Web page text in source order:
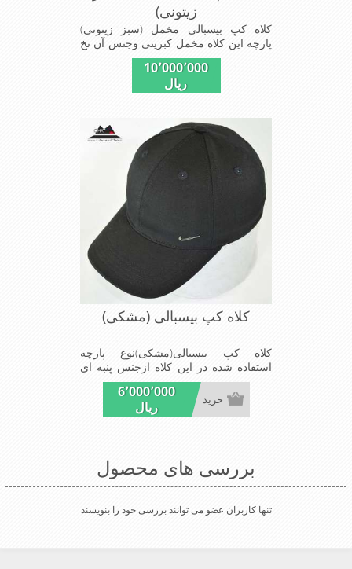
زیتونی)
کلاه کپ بیسبالی مخمل (سبز زیتونی)
پارچه این کلاه مخمل کبریتی وجنس آن نخ
پلیسر است داخل کلاه آستر مشکی تترون
دوخته شده تا کلاه تنفسی بهتر داشته باشد
این مدل کلاه با بندگیری که پشت کلاه
روز مناسب است بسیار خوش رنگ و
شیک خوش دوخت و راحت پارچه مخمل
لطیف
10٬000٬000
ریال
کلاه کپ بیسبالی (مشکی)
کلاه کپ بیسبالی(مشکی)نوع پارچه
استفاده شده در این کلاه ازجنس پنبه ای
است ونقاب که مناسب این شکل ازکلاه
است شیک ومناسب افراد خوش پوش
جنس عالی,دوخت مناسب,سبکی,خوش
6٬000٬000
ریال
خرید
بررسی های محصول
تنها کاربران عضو می توانند بررسی خود را بنویسند